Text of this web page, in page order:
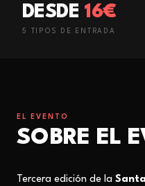
DESDE 16€
5 TIPO S DE ENTRADA
EL EVENTO
SOBRE EL
Tercera edición de la